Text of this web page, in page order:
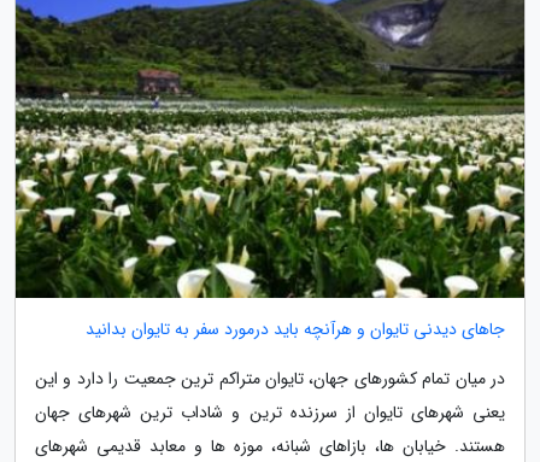
جاهای دیدنی تایوان و هرآنچه باید درمورد سفر به تایوان بدانید
در میان تمام کشورهای جهان، تایوان متراکم ترین جمعیت را دارد و این
یعنی شهرهای تایوان از سرزنده ترین و شاداب ترین شهرهای جهان
هستند. خیابان ها، بازاهای شبانه، موزه ها و معابد قدیمی شهرهای